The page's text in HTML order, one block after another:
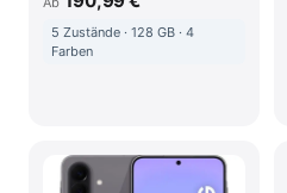
5 Zustände · 128 GB · 4
Farben